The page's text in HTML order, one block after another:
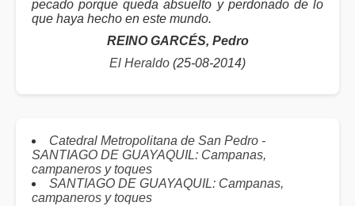
pecado porque queda absuelto y perdonado de lo
que haya hecho en este mundo.
REINO GARCÉS, Pedro
El Heraldo (25-08-2014)
Catedral Metropolitana de San Pedro -
SANTIAGO DE GUAYAQUIL: Campanas,
campaneros y toques
SANTIAGO DE GUAYAQUIL: Campanas,
campaneros y toques